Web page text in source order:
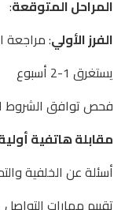
المراحل المتوقعة:
الفرز الأولي: مراجعة
يستغرق 1-2 أسبوع
فحص توافق الشروط
مقابلة هاتفية
أسئلة عن الخلفية